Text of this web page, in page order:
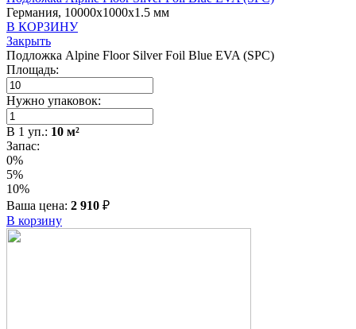
Германия, 10000x1000x1.5 мм
В КОРЗИНУ
Закрыть
Подложка Alpine Floor Silver Foil Blue EVA (SPC)
Площадь:
Нужно упаковок:
В 1 уп.: 10 м²
Запас:
0%
5%
10%
Ваша цена: 2 910 ₽
В корзину